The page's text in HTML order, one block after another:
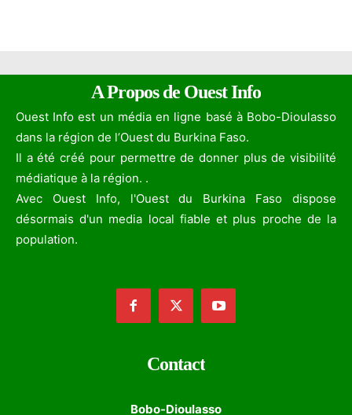
A Propos de Ouest Info
Ouest Info est un média en ligne basé à Bobo-Dioulasso
dans la région de l’Ouest du Burkina Faso.
Il a été créé pour permettre de donner plus de visibilité
médiatique à la région. .
Avec Ouest Info, l'Ouest du Burkina Faso dispose
désormais d'un media local fiable et plus proche de la
population.
Contact
Bobo-Dioulasso